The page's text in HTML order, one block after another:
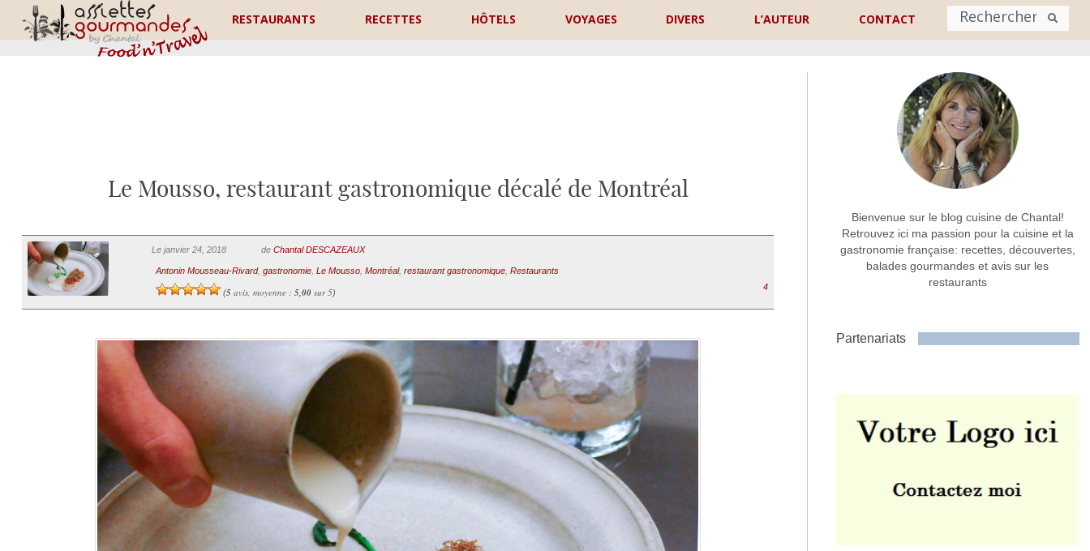
RESTAURANTS RECETTES HÔTELS VOYAGES DIVERS L’AUTEUR CONTACT
Nom
Commentaire ou message *
Le Mousso, restaurant gastronomique décalé de Montréal
Le janvier 24, 2018 de Chantal DESCAZEAUX
Antonin Mousseau-Rivard, gastronomie, Le Mousso, Montréal, restaurant gastronomique, Restaurants
(5avis, moyenne : 5,00sur 5)
4
Bienvenue sur le blog cuisine de Chantal!
Retrouvez ici ma passion pour la cuisine et la
gastronomie française: recettes, découvertes,
balades gourmandes et avis sur les
restaurants
Partenariats